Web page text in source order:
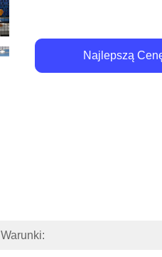
Najlepszą
Warunki: